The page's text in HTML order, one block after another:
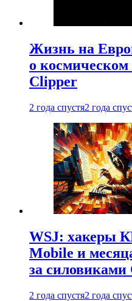
Жизнь на
о
Clipper
2 года спустя2 года
WSJ: хакеры
Mobile и
за
2 года спустя2 года